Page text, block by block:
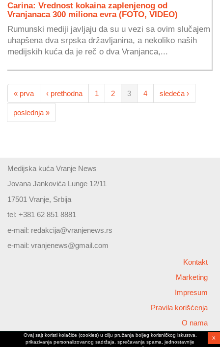
Carina: Vrednost kokaina zaplenjenog od
Vranjanaca 300 miliona evra (FOTO, VIDEO)
Rumunski mediji javljaju da su u vezi sa ovim slučajem
uhapšena dva srpska državljanina, a nekoliko naših
medijskih kuća da je reč o dva Vranjanca,...
« prva ‹ prethodna 1 2 3 4 sledeća ›
poslednja »
Medijska kuća Vranje News
Jovana Jankovića Lunge 12/11
17501 Vranje, Srbija
tel: +381 62 851 8881
e-mail: redakcija@vranjenews.rs
e-mail: vranjenews@gmail.com
Kontakt
Marketing
Impresum
Pravila korišćenja
O nama
Copyright © 2026 Vranjenews
Ovaj sajt koristi kolačiće (cookies) u cilju pružanja boljeg korisničkog iskustva,
prikazivanja personalizovanog sadržaja, sprečavanja spama, jednostavnije
X